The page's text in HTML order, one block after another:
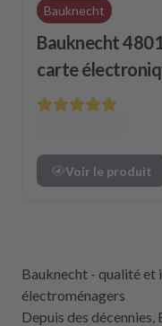
Bauknecht
Bauknecht
carte
Voir le produit
Bauknecht - qualité et
électroménagers
Depuis des